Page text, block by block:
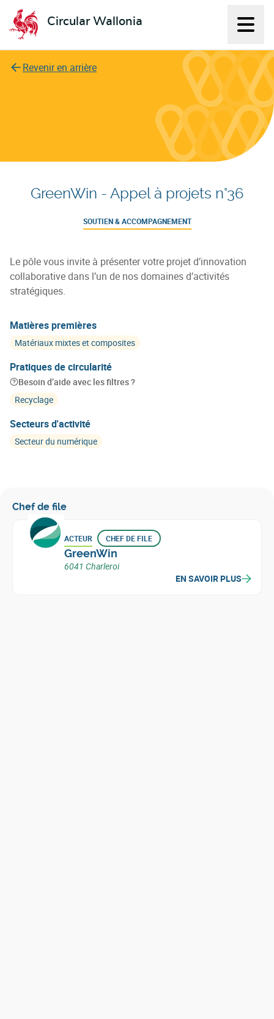
Circular Wallonia
L'économie circulaire
Revenir en arrière
GreenWin - Appel à projets n°36
SOUTIEN & ACCOMPAGNEMENT
Le pôle vous invite à présenter votre projet d’innovation
collaborative dans l’un de nos domaines d’activités
stratégiques.
Matières premières
Matériaux mixtes et composites
Pratiques de circularité
Besoin d’aide avec les filtres ?
Recyclage
Secteurs d'activité
Secteur du numérique
Chef de file
ACTEUR CHEF DE FILE
GreenWin
6041 Charleroi
EN SAVOIR PLUS